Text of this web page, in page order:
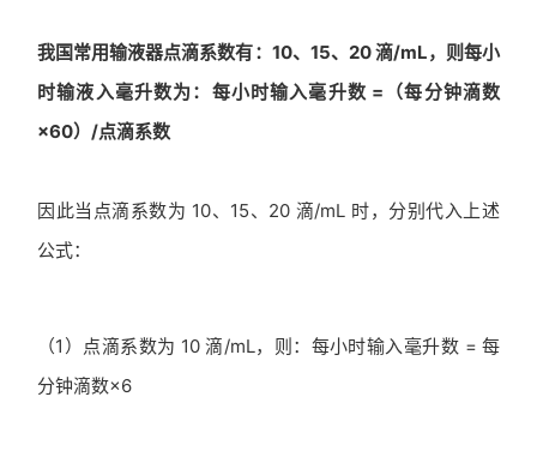
我国常用输液器点滴系数有：10、15、20 滴/mL，则每小
时输液入毫升数为：每小时输入毫升数 =（每分钟滴数
×60）/点滴系数
因此当点滴系数为 10、15、20 滴/mL 时，分别代入上述
公式：
（1）点滴系数为 10 滴/mL，则：每小时输入毫升数 = 每
分钟滴数×6